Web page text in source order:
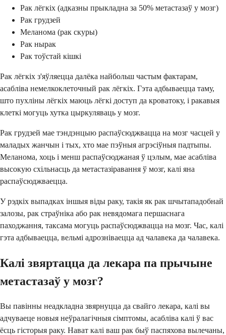
Рак лёгкіх (адказны прыкладна за 50% метастазаў у мозг)
Рак грудзей
Меланома (рак скуры)
Рак нырак
Рак тоўстай кішкі
Рак лёгкіх з'яўляецца далёка найбольш частым фактарам,
асабліва немелкоклеточный рак лёгкіх. Гэта адбываецца таму,
што пухліны лёгкіх маюць лёгкі доступ да кроватоку, і ракавыя
клеткі могуць хутка цыркуляваць у мозг.
Рак грудзей мае тэндэнцыю распаўсюджвацца на мозг часцей у
маладых жанчын і тых, хто мае пэўныя агрэсіўныя падтыпы.
Меланома, хоць і менш распаўсюджаная ў цэлым, мае асабліва
высокую схільнасць да метастазіравання ў мозг, калі яна
распаўсюджваецца.
У рэдкіх выпадках іншыя віды раку, такія як рак шчытападобнай
залозы, рак страўніка або рак невядомага першаснага
паходжання, таксама могуць распаўсюджвацца на мозг. Час, калі
гэта адбываецца, вельмі адрозніваецца ад чалавека да чалавека.
Калі звяртацца да лекара па прычыне
метастазаў у мозг?
Вы павінны неадкладна звярнуцца да свайго лекара, калі вы
адчуваеце новыя неўралагічныя сімптомы, асабліва калі ў вас
ёсць гісторыя раку. Нават калі ваш рак быў паспяхова вылечаны,